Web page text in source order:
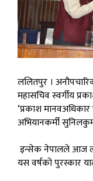
ललितपुर ।
महासचिव स्वर्गीय
‘प्रकाश
अभियानकर्मी
इन्सेक नेपालले आज
यस वर्षको पुरस्कार